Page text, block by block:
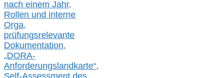
nach einem Jahr,
Rollen und interne
Orga,
prüfungsrelevante
Dokumentation,
„DORA-
Anforderungslandkarte“,